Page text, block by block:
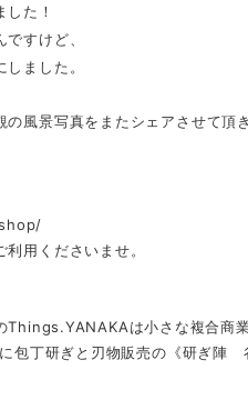
た！
すけど、
ました。
風景写真をまたシェアさせて頂
用くださいませ。
Things.YANAKAは小さな複合商
包丁研ぎと刃物販売の《研ぎ陣